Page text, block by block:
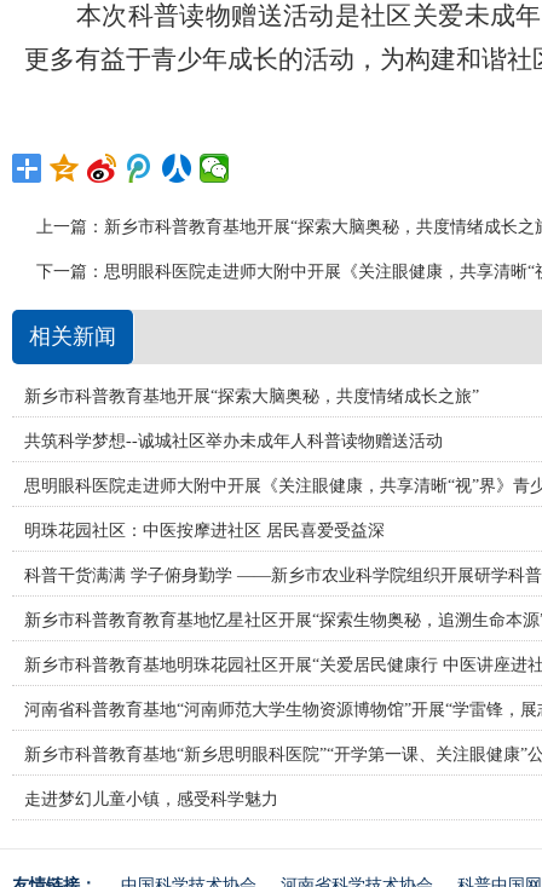
本次科普读物赠送活动是社区关爱未成
更多有益于青少年成长的活动，为构建和谐
上一篇： 新乡市科普教育基地开展“探索大脑奥秘，共度情绪成长之
下一篇： 思明眼科医院走进师大附中开展《关注眼健康，共享清晰“
相关新闻
新乡市科普教育基地开展“探索大脑奥秘，共度情绪成长之旅”
共筑科学梦想--诚城社区举办未成年人科普读物赠送活动
思明眼科医院走进师大附中开展《关注眼健康，共享清晰“视”界》青
明珠花园社区：中医按摩进社区 居民喜爱受益深
科普干货满满 学子俯身勤学 ——新乡市农业科学院组织开展研学科
新乡市科普教育教育基地忆星社区开展“探索生物奥秘，追溯生命本
新乡市科普教育基地明珠花园社区开展“关爱居民健康行 中医讲座进
河南省科普教育基地“河南师范大学生物资源博物馆”开展“学雷锋，
新乡市科普教育基地“新乡思明眼科医院”“开学第一课、关注眼健康”
走进梦幻儿童小镇，感受科学魅力